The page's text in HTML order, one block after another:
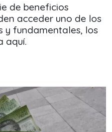
de beneficios
acceder uno de los
y fundamentales, los
aquí.